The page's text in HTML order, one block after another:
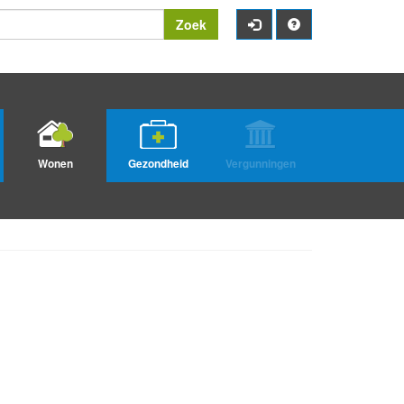
Zoek
Wonen Gezondheid Vergunningen